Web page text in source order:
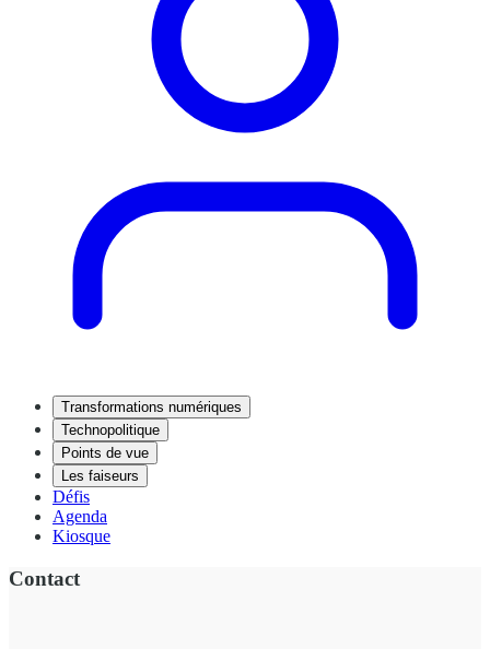
Transformations numériques
Technopolitique
Points de vue
Les faiseurs
Défis
Agenda
Kiosque
Contact